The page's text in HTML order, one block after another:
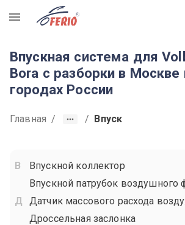
R
Впускная система для
Bora с разборки в Москве
городах России
Главная / / Впуск
Впускной коллектор
Впускной патрубок воздушного
Датчик массового расхода
Дроссельная заслонка